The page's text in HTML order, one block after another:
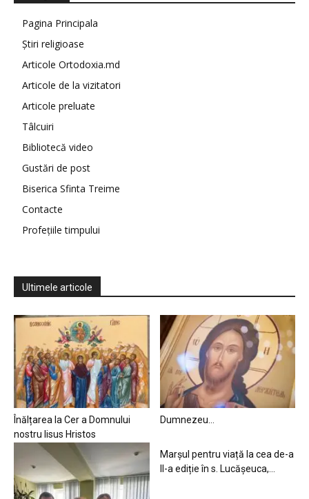
Pagina Principala
Știri religioase
Articole Ortodoxia.md
Articole de la vizitatori
Articole preluate
Tâlcuiri
Bibliotecă video
Gustări de post
Biserica Sfinta Treime
Contacte
Profețiile timpului
Ultimele articole
Înălțarea la Cer a Domnului
nostru Iisus Hristos
Dumnezeu…
Marșul pentru viață la cea de-a
II-a ediție în s. Lucășeuca,...